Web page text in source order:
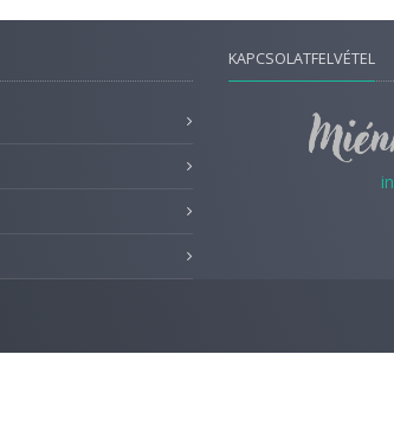
KAPCSOLATFELVÉTEL